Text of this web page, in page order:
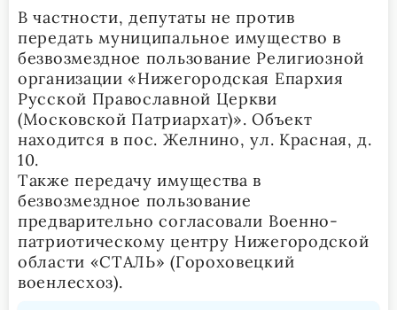
В частности, депутаты не против
передать муниципальное имущество в
безвозмездное пользование Религиозной
организации «Нижегородская Епархия
Русской Православной Церкви
(Московской Патриархат)». Объект
находится в пос. Желнино, ул. Красная, д.
10.
Также передачу имущества в
безвозмездное пользование
предварительно согласовали Военно-
патриотическому центру Нижегородской
области «СТАЛЬ» (Гороховецкий
военлесхоз).